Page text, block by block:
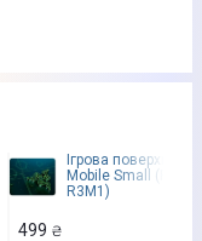
Ігрова поверхня
Mobile Small
R3M1)
499 ₴